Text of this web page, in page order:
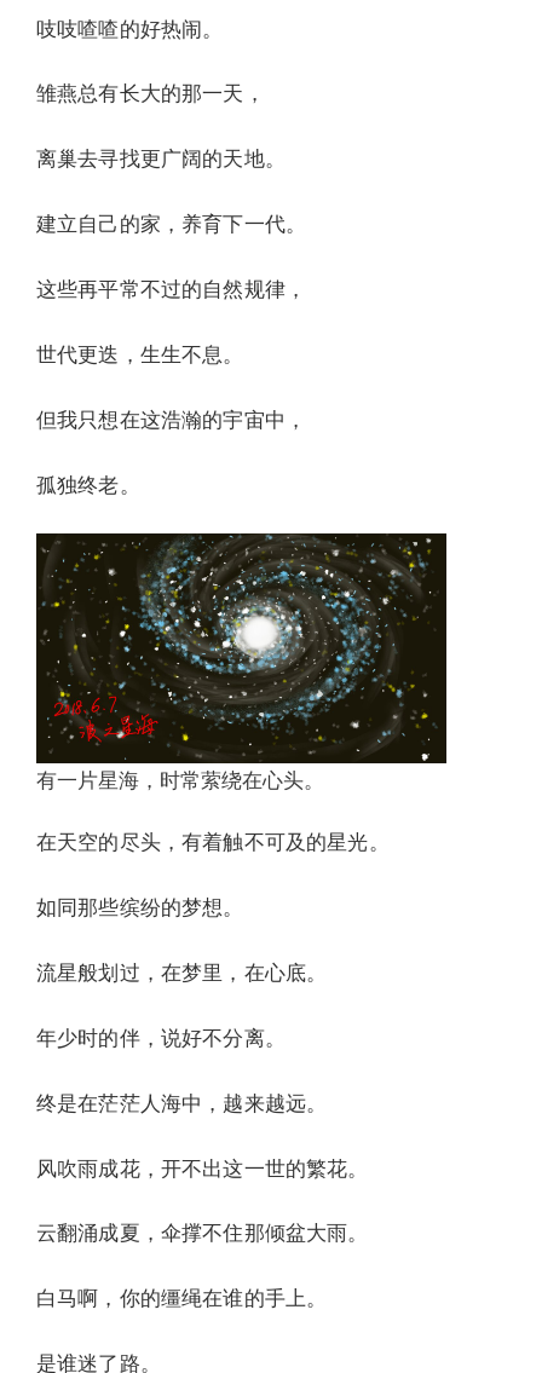
吱吱喳喳的好热闹。
雏燕总有长大的那一天，
离巢去寻找更广阔的天地。
建立自己的家，养育下一代。
这些再平常不过的自然规律，
世代更迭，生生不息。
但我只想在这浩瀚的宇宙中，
孤独终老。
有一片星海，时常萦绕在心头。
在天空的尽头，有着触不可及的星光。
如同那些缤纷的梦想。
流星般划过，在梦里，在心底。
年少时的伴，说好不分离。
终是在茫茫人海中，越来越远。
风吹雨成花，开不出这一世的繁花。
云翻涌成夏，伞撑不住那倾盆大雨。
白马啊，你的缰绳在谁的手上。
是谁迷了路。